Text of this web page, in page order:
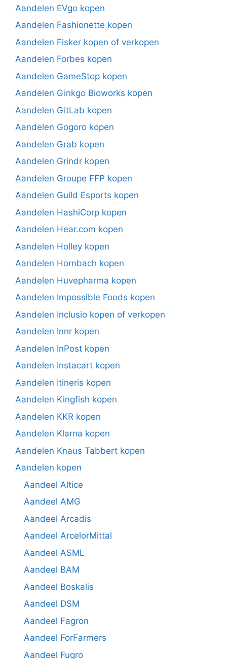
Aandelen EVgo kopen
Aandelen Fashionette kopen
Aandelen Fisker kopen of verkopen
Aandelen Forbes kopen
Aandelen GameStop kopen
Aandelen Ginkgo Bioworks kopen
Aandelen GitLab kopen
Aandelen Gogoro kopen
Aandelen Grab kopen
Aandelen Grindr kopen
Aandelen Groupe FFP kopen
Aandelen Guild Esports kopen
Aandelen HashiCorp kopen
Aandelen Hear.com kopen
Aandelen Holley kopen
Aandelen Hornbach kopen
Aandelen Huvepharma kopen
Aandelen Impossible Foods kopen
Aandelen Inclusio kopen of verkopen
Aandelen Innr kopen
Aandelen InPost kopen
Aandelen Instacart kopen
Aandelen Itineris kopen
Aandelen Kingfish kopen
Aandelen KKR kopen
Aandelen Klarna kopen
Aandelen Knaus Tabbert kopen
Aandelen kopen
Aandeel Altice
Aandeel AMG
Aandeel Arcadis
Aandeel ArcelorMittal
Aandeel ASML
Aandeel BAM
Aandeel Boskalis
Aandeel DSM
Aandeel Fagron
Aandeel ForFarmers
Aandeel Fugro